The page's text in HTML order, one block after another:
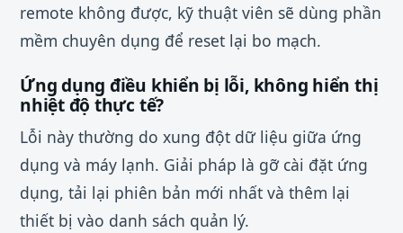
remote không được, kỹ thuật viên sẽ dùng phần
mềm chuyên dụng để reset lại bo mạch.
Ứng dụng điều khiển bị lỗi, không hiển thị
nhiệt độ thực tế?
Lỗi này thường do xung đột dữ liệu giữa ứng
dụng và máy lạnh. Giải pháp là gỡ cài đặt ứng
dụng, tải lại phiên bản mới nhất và thêm lại
thiết bị vào danh sách quản lý.